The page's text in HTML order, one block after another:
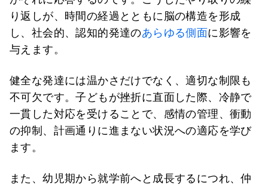
り返しが、時間の経過とともに脳の構造を形成
し、社会的、認知的発達のあらゆる側面に影響を
与えます。
健全な発達には温かさだけでなく、適切な制限も
不可欠です。子どもが挫折に直面した際、冷静で
一貫した対応を受けることで、感情の管理、衝動
の抑制、計画通りに進まない状況への適応を学び
ます。
また、幼児期から就学前へと成長するにつれ、仲